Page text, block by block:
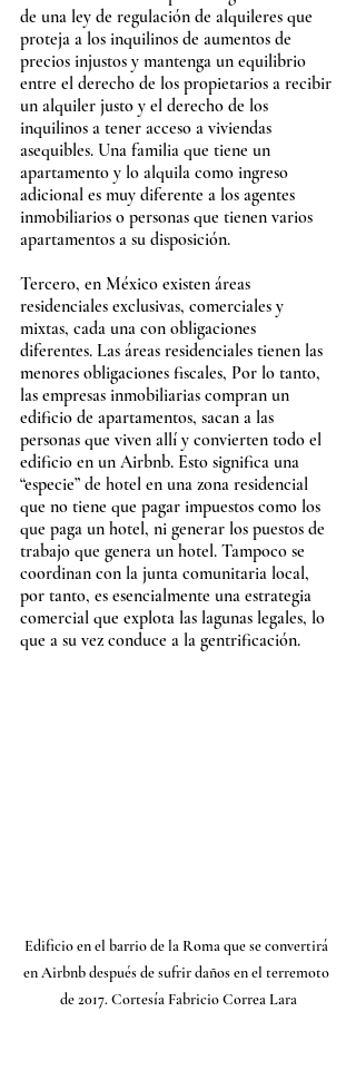
de una ley de regulación de alquileres que
proteja a los inquilinos de aumentos de
precios injustos y mantenga un equilibrio
entre el derecho de los propietarios a recibir
un alquiler justo y el derecho de los
inquilinos a tener acceso a viviendas
asequibles. Una familia que tiene un
apartamento y lo alquila como ingreso
adicional es muy diferente a los agentes
inmobiliarios o personas que tienen varios
apartamentos a su disposición.
Tercero, en México existen áreas
residenciales exclusivas, comerciales y
mixtas, cada una con obligaciones
diferentes. Las áreas residenciales tienen las
menores obligaciones fiscales, Por lo tanto,
las empresas inmobiliarias compran un
edificio de apartamentos, sacan a las
personas que viven allí y convierten todo el
edificio en un Airbnb. Esto significa una
“especie” de hotel en una zona residencial
que no tiene que pagar impuestos como los
que paga un hotel, ni generar los puestos de
trabajo que genera un hotel. Tampoco se
coordinan con la junta comunitaria local,
por tanto, es esencialmente una estrategia
comercial que explota las lagunas legales, lo
que a su vez conduce a la gentrificación.
Edificio en el barrio de la Roma que se convertirá
en Airbnb después de sufrir daños en el terremoto
de 2017. Cortesía Fabricio Correa Lara